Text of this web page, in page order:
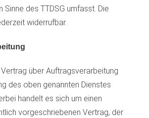
Sinne des TTDSG umfasst. Die
widerrufbar.
über Auftragsverarbeitung
des oben genannten Dienstes
handelt es sich um einen
vorgeschriebenen Vertrag, der